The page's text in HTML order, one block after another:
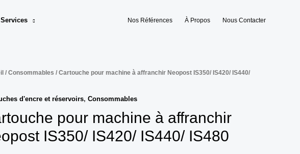
Services Nos Références À Propos Nous Contacter
/ Consommables / Cartouche pour machine à affranchir Neopost IS350/ IS420/ IS440/
d'encre et réservoirs, Consommables
pour machine à affranchir
IS350/ IS420/ IS440/ IS480